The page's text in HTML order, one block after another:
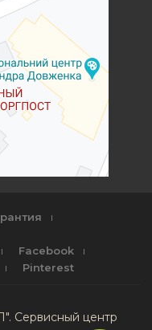
Facebook
Pinterest
Сервисный центр